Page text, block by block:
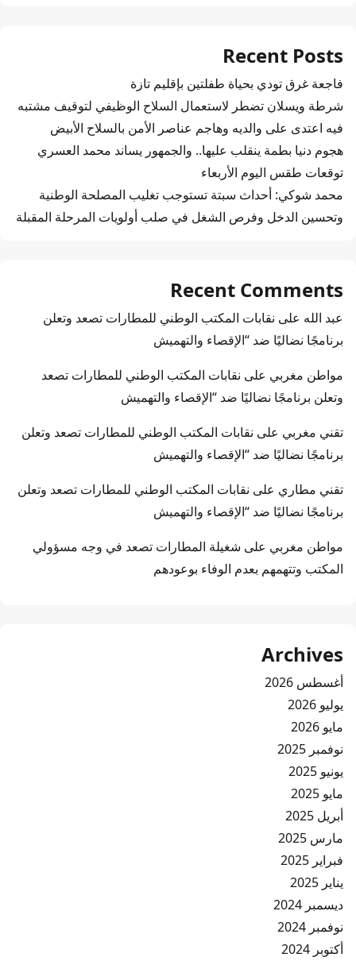
Recent Posts
فاجعة غرق تودي بحياة طفلتين بإقليم تازة
شرطة ويسلان تضطر لاستعمال السلاح الوظيفي لتوقيف مشتبه
فيه اعتدى على والديه وهاجم عناصر الأمن بالسلاح الأبيض
هجوم دنيا بطمة ينقلب عليها.. والجمهور يساند محمد العسري
توقعات طقس اليوم الأربعاء
محمد شوكي: أحداث سبتة تستوجب تغليب المصلحة الوطنية
وتحسين الدخل وفرص الشغل في صلب أولويات المرحلة المقبلة
Recent Comments
عبد الله على نقابات المكتب الوطني للمطارات تصعد وتعلن
برنامجًا نضاليًا ضد “الإقصاء والتهميش
مواطن مغربي على نقابات المكتب الوطني للمطارات تصعد
وتعلن برنامجًا نضاليًا ضد “الإقصاء والتهميش
تقني مغربي على نقابات المكتب الوطني للمطارات تصعد وتعلن
برنامجًا نضاليًا ضد “الإقصاء والتهميش
تقني مطاري على نقابات المكتب الوطني للمطارات تصعد وتعلن
برنامجًا نضاليًا ضد “الإقصاء والتهميش
مواطن مغربي على شغيلة المطارات تصعد في وجه مسؤولي
المكتب وتتهمهم بعدم الوفاء بوعودهم
Archives
أغسطس 2026
يوليو 2026
مايو 2026
نوفمبر 2025
يونيو 2025
مايو 2025
أبريل 2025
مارس 2025
فبراير 2025
يناير 2025
ديسمبر 2024
نوفمبر 2024
أكتوبر 2024